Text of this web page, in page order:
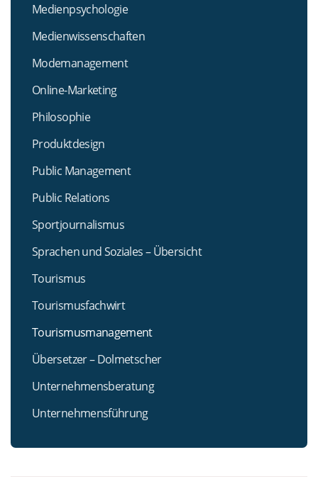
Medienpsychologie
Medienwissenschaften
Modemanagement
Online-Marketing
Philosophie
Produktdesign
Public Management
Public Relations
Sportjournalismus
Sprachen und Soziales – Übersicht
Tourismus
Tourismusfachwirt
Tourismusmanagement
Übersetzer – Dolmetscher
Unternehmensberatung
Unternehmensführung